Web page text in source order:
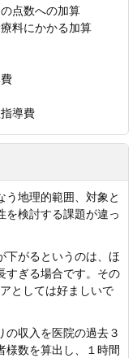
点数への加算
料にかかる加算
導費
う地理的範囲、対象と
を検討する課題が違っ
下がるというのは、ほ
すぎる場合です。その
としては好ましいで
の収入を医院の過去３
様数を算出し、１時間